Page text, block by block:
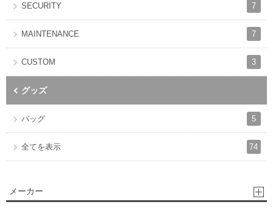
SECURITY 7
MAINTENANCE 7
CUSTOM 3
グッズ
バッグ 5
全てを表示 74
メーカー